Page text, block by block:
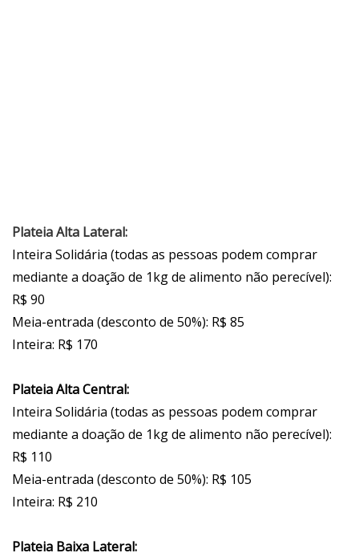
Plateia Alta Lateral:
Inteira Solidária (todas as pessoas podem comprar
mediante a doação de 1kg de alimento não perecível):
R$ 90
Meia-entrada (desconto de 50%): R$ 85
Inteira: R$ 170
Plateia Alta Central:
Inteira Solidária (todas as pessoas podem comprar
mediante a doação de 1kg de alimento não perecível):
R$ 110
Meia-entrada (desconto de 50%): R$ 105
Inteira: R$ 210
Plateia Baixa Lateral: